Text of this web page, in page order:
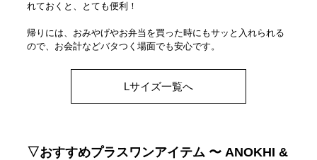
れておくと、とても便利！
帰りには、おみやげやお弁当を買った時にもサッと入れられる
ので、お会計などバタつく場面でも安心です。
Lサイズ一覧へ
▽おすすめプラスワンアイテム 〜 ANOKHI &